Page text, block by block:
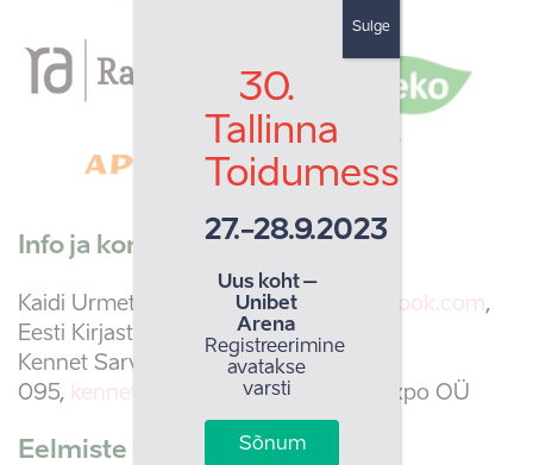
Info ja kontakt
Kaidi Urmet, tel 50 67 423,info@estbook.com,
Eesti Kirjastuste Liit
Kennet Sarv, tel 52 71
095, kennet.sarv@profexpo.ee , Profexpo OÜ
Eelmiste aastate võitjad
30.
Tallinna
Toidumess
27.-28.9.2023
Uus koht –
Unibet
Arena
Registreerimine
avatakse
varsti
Sõnum
Sulge